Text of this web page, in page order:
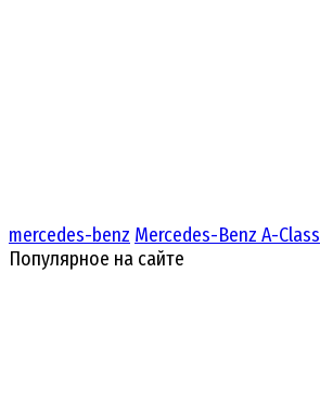
mercedes-benz Mercedes-Benz A-Class
Популярное на сайте